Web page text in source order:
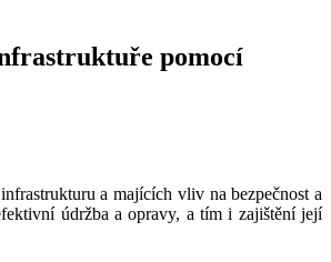
pomocí
a majících vliv na bezpečnost a
údržba a opravy, a tím i zajištění její